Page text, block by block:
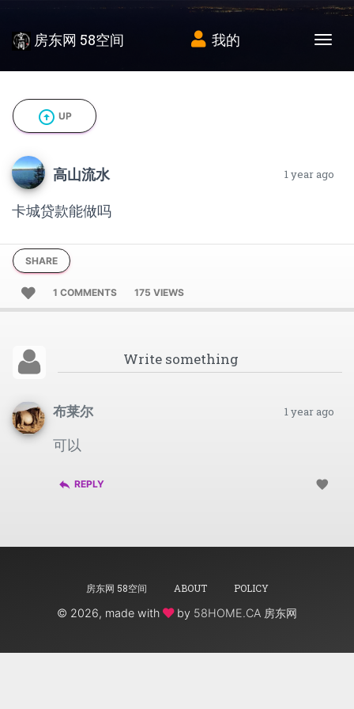
房东网 58空间 我的
arrow_circle_up UP
高山流水 1 year ago
卡城贷款能做吗
SHARE
1 COMMENTS 175 VIEWS
布莱尔 1 year ago
可以
reply REPLY favorite
房东网 58空间 ABOUT POLICY
© 2026, made with by 58HOME.CA 房东网